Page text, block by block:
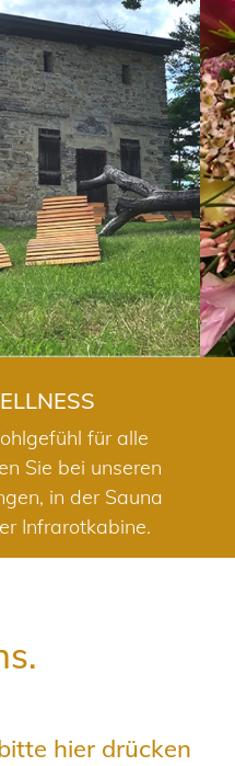
für alle
Sie bei unseren
in der Sauna
Infrarotkabine.
hier drücken